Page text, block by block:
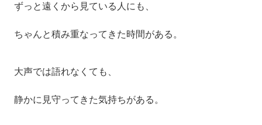
ずっと遠くから見ている人にも、
ちゃんと積み重なってきた時間がある。
大声では語れなくても、
静かに見守ってきた気持ちがある。